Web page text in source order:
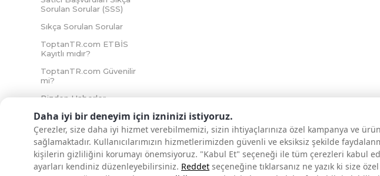
Daha iyi bir deneyim için izninizi istiyoruz.
Çerezler, size daha iyi hizmet verebilmemizi, sizin ihtiyaçlarınıza özel kampanya ve
sağlamaktadır. Kullanıcılarımızın hizmetlerimizden güvenli ve eksiksiz şekilde
kişilerin gizliliğini korumayı önemsiyoruz. "Kabul Et" seçeneği ile tüm çerezleri kabul
ayarları kendiniz düzenleyebilirsiniz. Reddet seçeneğine tıklarsanız ne yazık ki size
Sorulan Sorular (SSS)
Sıkça Sorulan Sorular
ToptanTR.com ETBİS
Kayıtlı mıdır?
ToptanTR.com Güvenilir
mi?
Bizden Haberler
İNTERNETTE GÜVENLİ ALIŞVERİŞ